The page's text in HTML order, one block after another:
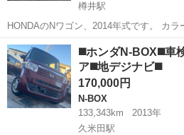
樽井駅
HONDAのNワゴン、2014年式です。 カラ
検は令和9年6月まであります。 走行距離は
グ、DVD、CD視聴できます。 修復歴はありません。 喫煙、ペットの
飼育...
大阪 泉南市 樽井駅 N-WGN
◼️ホンダN-BOX◼️車
ア◼️地デジナビ◼️
170,000円
N-BOX
133,343km
2013年
久米田駅